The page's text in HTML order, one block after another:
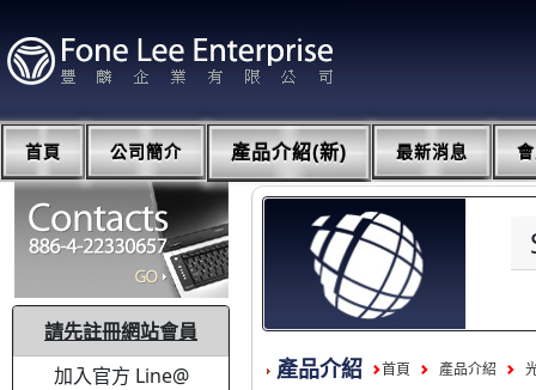
首頁 公司簡介 產品介紹(新) 最新消息
請先註冊網站會員
加入官方 Line@
產品介紹 首頁 產品介紹